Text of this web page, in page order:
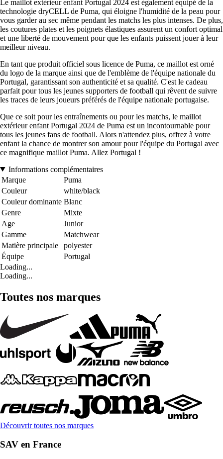
Le maillot extérieur enfant Portugal 2024 est également équipé de la
technologie dryCELL de Puma, qui éloigne l'humidité de la peau pour
vous garder au sec même pendant les matchs les plus intenses. De plus,
les coutures plates et les poignets élastiques assurent un confort optimal
et une liberté de mouvement pour que les enfants puissent jouer à leur
meilleur niveau.
En tant que produit officiel sous licence de Puma, ce maillot est orné
du logo de la marque ainsi que de l'emblème de l'équipe nationale du
Portugal, garantissant son authenticité et sa qualité. C'est le cadeau
parfait pour tous les jeunes supporters de football qui rêvent de suivre
les traces de leurs joueurs préférés de l'équipe nationale portugaise.
Que ce soit pour les entraînements ou pour les matchs, le maillot
extérieur enfant Portugal 2024 de Puma est un incontournable pour
tous les jeunes fans de football. Alors n'attendez plus, offrez à votre
enfant la chance de montrer son amour pour l'équipe du Portugal avec
ce magnifique maillot Puma. Allez Portugal !
Informations complémentaires
Marque
Puma
Couleur
white/black
Couleur dominante Blanc
Genre
Mixte
Age
Junior
Gamme
Matchwear
Matière principale
polyester
Équipe
Portugal
Loading...
Loading...
Toutes nos marques
Découvrir toutes nos marques
SAV en France